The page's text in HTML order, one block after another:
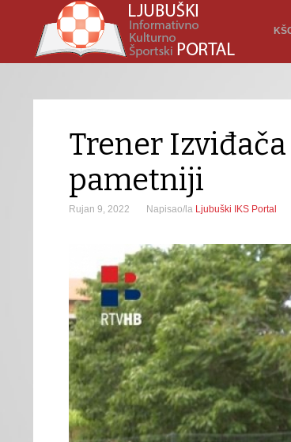
Trener
pametniji
Rujan 9, 2022 Napisao/la Ljubuški IKS Portal